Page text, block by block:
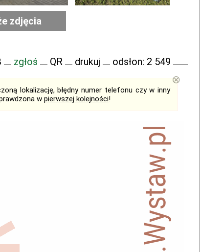
zdjęcia
zgłoś QR drukuj odsłon: 2 549
lokalizację, błędny numer telefonu czy w inny
w pierwszej kolejności!
⊗